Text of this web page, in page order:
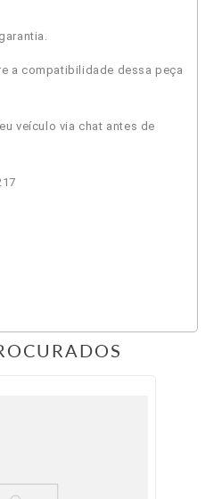
a compatibilidade dessa peça
veículo via chat antes de